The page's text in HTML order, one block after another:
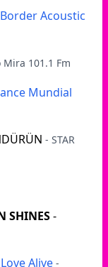
Acoustic
Mira 101.1 Fm
Mundial
- STAR
SHINES-
Alive -